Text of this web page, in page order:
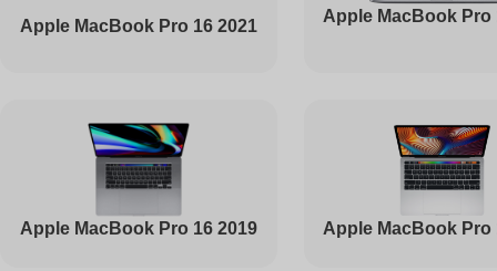
Ремонт жесткого диска
Ремонт цепей питания
Apple MacBook Pro 16 2021
Apple MacBook Pro
Apple MacBook Pro 16 2019 Apple MacBook Pro